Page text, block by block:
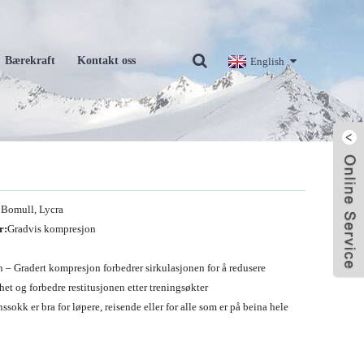
Bærekraft Kontakt oss English
Bomull, Lycra
Gradvis kompresjon
– Gradert kompresjon forbedrer sirkulasjonen for å redusere
og forbedre restitusjonen etter treningsøkter
er bra for løpere, reisende eller for alle som er på beina hele